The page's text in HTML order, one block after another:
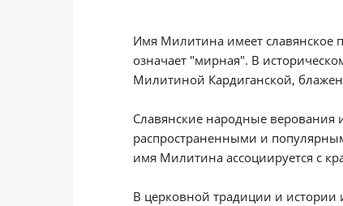
Имя Милитина имеет славянское
означает "мирная". В
Милитиной Кардиганской,
Славянские народные
распространенными и
имя Милитина ассоциируется с
В церковной традиции и